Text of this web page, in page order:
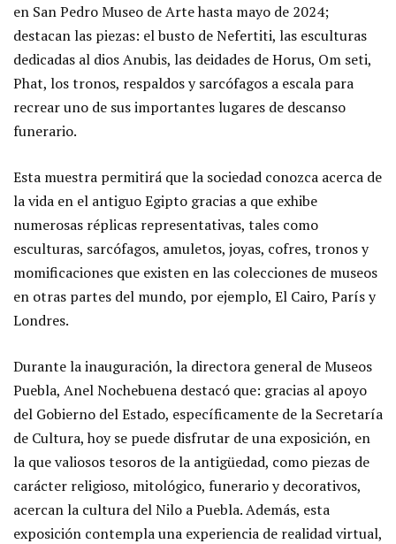
en San Pedro Museo de Arte hasta mayo de 2024;
destacan las piezas: el busto de Nefertiti, las esculturas
dedicadas al dios Anubis, las deidades de Horus, Om seti,
Phat, los tronos, respaldos y sarcófagos a escala para
recrear uno de sus importantes lugares de descanso
funerario.
Esta muestra permitirá que la sociedad conozca acerca de
la vida en el antiguo Egipto gracias a que exhibe
numerosas réplicas representativas, tales como
esculturas, sarcófagos, amuletos, joyas, cofres, tronos y
momificaciones que existen en las colecciones de museos
en otras partes del mundo, por ejemplo, El Cairo, París y
Londres.
Durante la inauguración, la directora general de Museos
Puebla, Anel Nochebuena destacó que: gracias al apoyo
del Gobierno del Estado, específicamente de la Secretaría
de Cultura, hoy se puede disfrutar de una exposición, en
la que valiosos tesoros de la antigüedad, como piezas de
carácter religioso, mitológico, funerario y decorativos,
acercan la cultura del Nilo a Puebla. Además, esta
exposición contempla una experiencia de realidad virtual,